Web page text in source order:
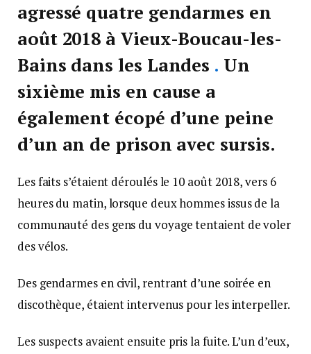
agressé quatre gendarmes en
août 2018 à Vieux-Boucau-les-
Bains dans les Landes . Un
sixième mis en cause a
également écopé d’une peine
d’un an de prison avec sursis.
Les faits s’étaient déroulés le 10 août 2018, vers 6
heures du matin, lorsque deux hommes issus de la
communauté des gens du voyage tentaient de voler
des vélos.
Des gendarmes en civil, rentrant d’une soirée en
discothèque, étaient intervenus pour les interpeller.
Les suspects avaient ensuite pris la fuite. L’un d’eux,